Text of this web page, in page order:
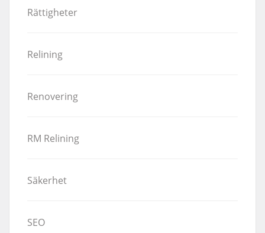
Rättigheter
Relining
Renovering
RM Relining
Säkerhet
SEO